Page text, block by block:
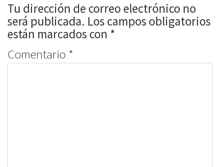
Tu dirección de correo electrónico no
será publicada. Los campos obligatorios
están marcados con *
Comentario *